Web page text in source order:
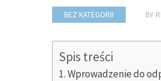
BEZ KATEGORII BY
Spis treści
Wprowadzenie do